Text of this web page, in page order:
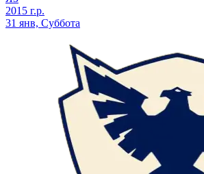
2015 г.р.
31 янв, Суббота